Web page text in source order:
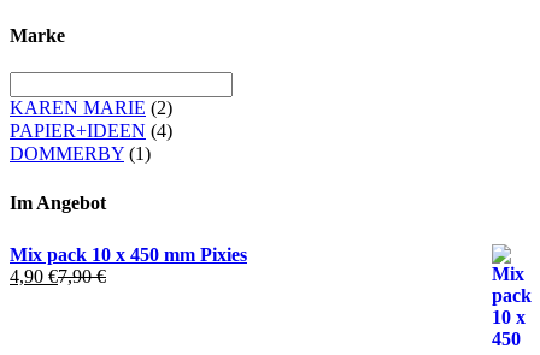
Marke
KAREN MARIE (2)
PAPIER+IDEEN (4)
DOMMERBY (1)
Im Angebot
Mix pack 10 x 450 mm Pixies
4,90 €7,90€